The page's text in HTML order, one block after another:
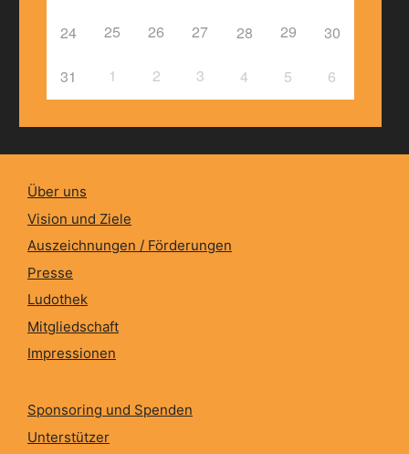
24 25 26 27 28 29 30
31 1 2 3 4 5 6
Über uns
Vision und Ziele
Auszeichnungen / Förderungen
Presse
Ludothek
Mitgliedschaft
Impressionen
Sponsoring und Spenden
Unterstützer